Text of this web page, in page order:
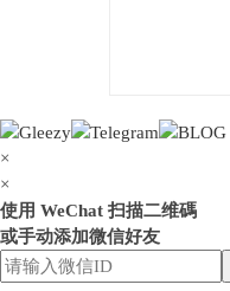
×
×
使用 WeChat 扫描二维碼
或手动添加微信好友